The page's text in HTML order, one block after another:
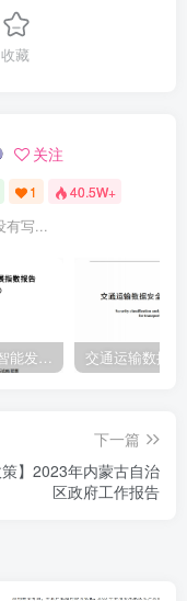
项。引进“带土移植”
“纳米限域催化”获国家
态宜居的营商环境建
请政务服务事项平均办
提升，省一体化政务
省通办”，“一网通办”
。加强和规范事中事后
违法失信行为。沈阳、
入实施国企改革三年行
东欧国家地方领导人会
高水平建设辽宁自贸试
长。深化苏辽、京沈、
收藏
关注
1 40.5W+
有写...
下一篇
策】2023年内蒙古自治
区政府工作报告